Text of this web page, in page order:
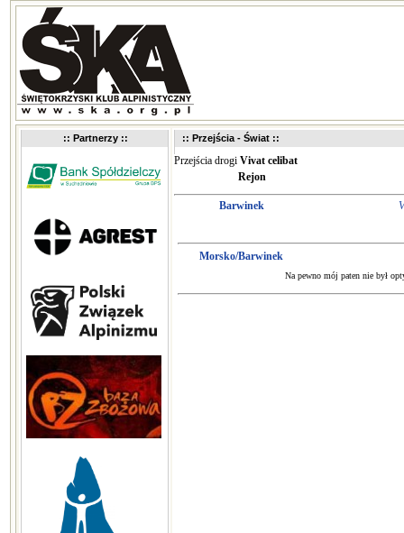
:: Partnerzy :: :: Przejścia - Świat ::
Przejścia drogi Vivat celibat
Rejon
Barwinek
Morsko/Barwinek
Na pewno mój paten nie był